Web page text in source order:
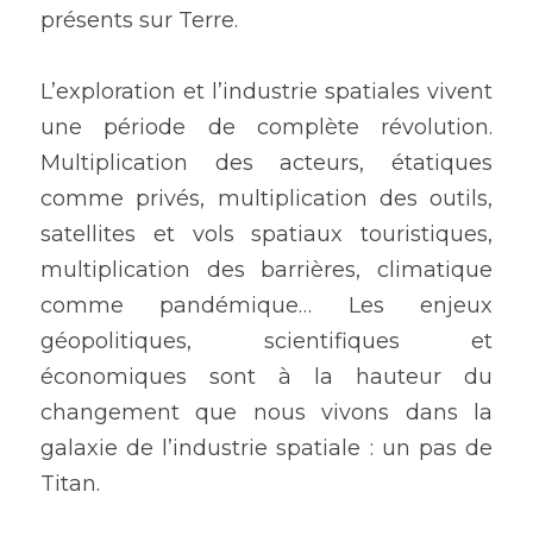
présents sur Terre.
L’exploration et l’industrie spatiales vivent
une période de complète révolution.
Multiplication des acteurs, étatiques
comme privés, multiplication des outils,
satellites et vols spatiaux touristiques,
multiplication des barrières, climatique
comme pandémique… Les enjeux
géopolitiques, scientifiques et
économiques sont à la hauteur du
changement que nous vivons dans la
galaxie de l’industrie spatiale : un pas de
Titan.